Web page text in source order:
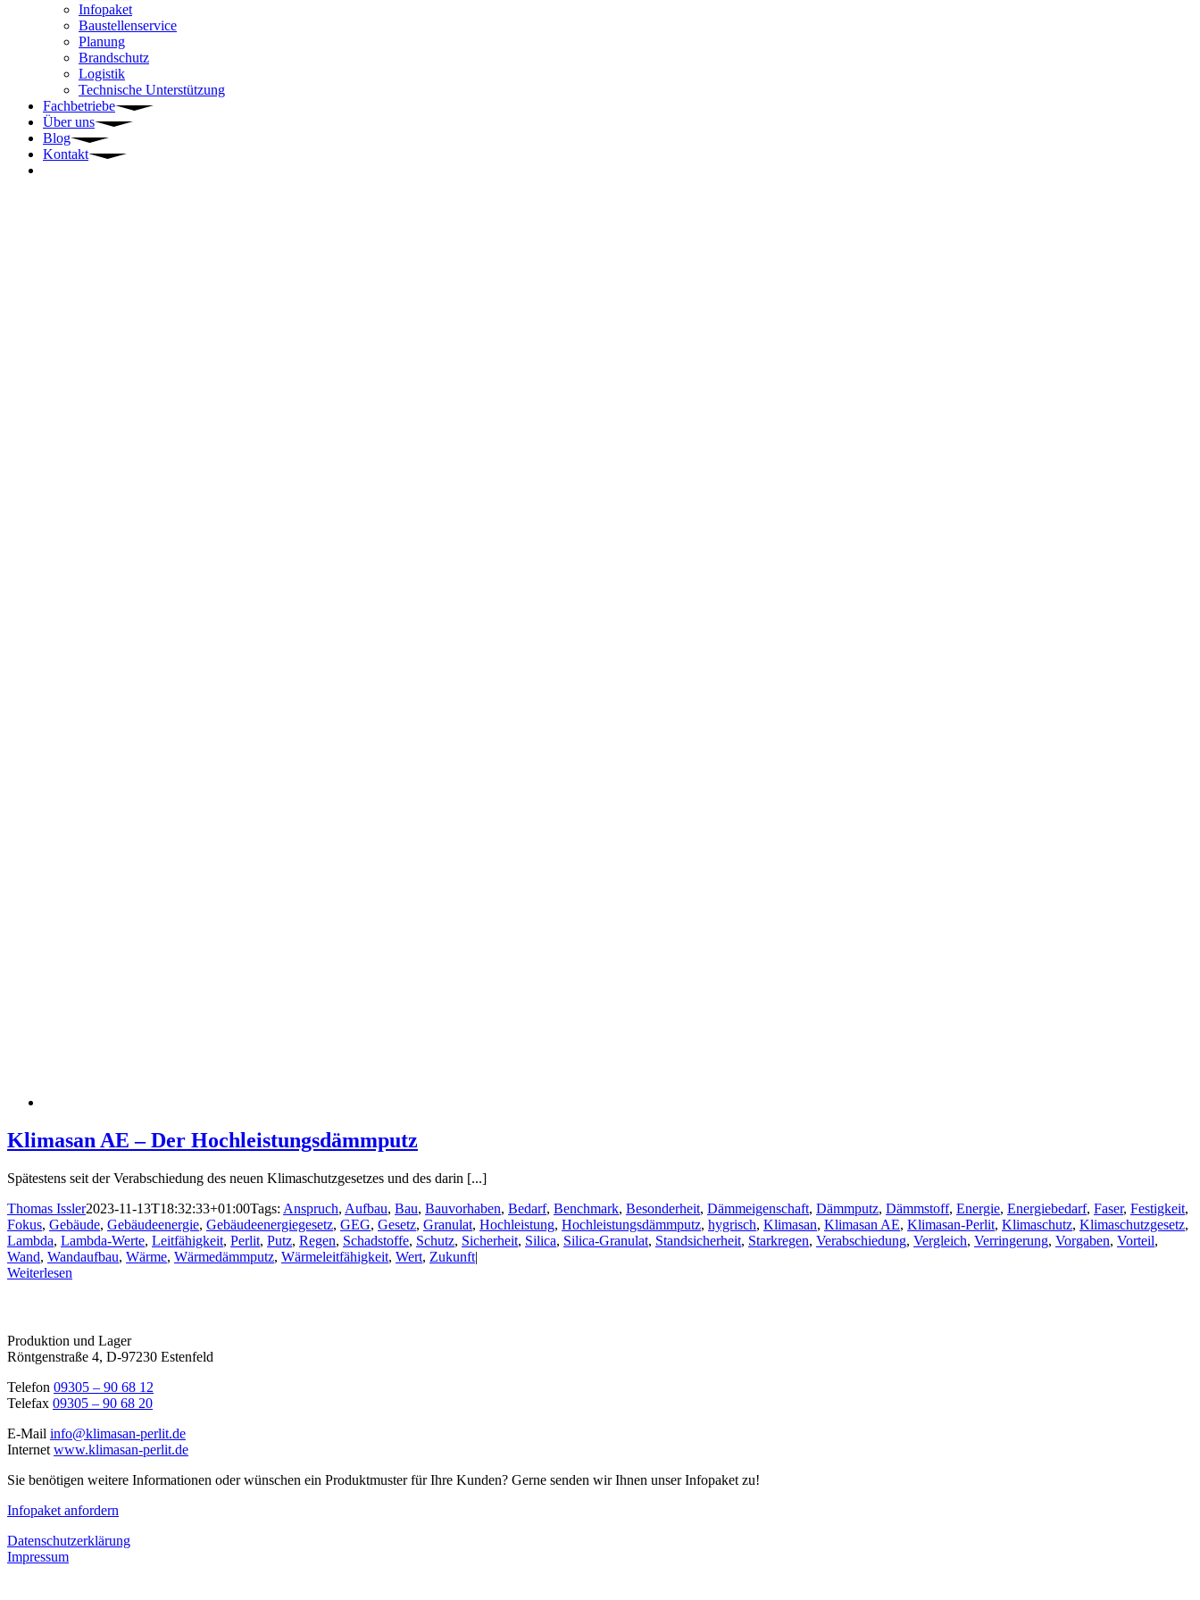
Infopaket
Baustellenservice
Planung
Brandschutz
Logistik
Technische Unterstützung
Fachbetriebe
Über uns
Blog
Kontakt
Klimasan AE – Der Hochleistungsdämmputz
Spätestens seit der Verabschiedung des neuen Klimaschutzgesetzes und des darin [...]
Thomas Issler2023-11-13T18:32:33+01:00Tags: Anspruch, Aufbau, Bau, Bauvorhaben, Bedarf, Benchmark, Besonderheit, Dämmeigenschaft, Dämmputz, Dämmstoff, Energie, Energiebedarf, Faser, Festigkeit,
Fokus, Gebäude, Gebäudeenergie, Gebäudeenergiegesetz, GEG, Gesetz, Granulat, Hochleistung, Hochleistungsdämmputz, hygrisch, Klimasan, Klimasan AE, Klimasan-Perlit, Klimaschutz, Klimaschutzgesetz,
Lambda, Lambda-Werte, Leitfähigkeit, Perlit, Putz, Regen, Schadstoffe, Schutz, Sicherheit, Silica, Silica-Granulat, Standsicherheit, Starkregen, Verabschiedung, Vergleich, Verringerung, Vorgaben, Vorteil,
Wand, Wandaufbau, Wärme, Wärmedämmputz, Wärmeleitfähigkeit, Wert, Zukunft|
Weiterlesen
Produktion und Lager
Röntgenstraße 4, D-97230 Estenfeld
Telefon 09305 – 90 68 12
Telefax 09305 – 90 68 20
E-Mail info@klimasan-perlit.de
Internet www.klimasan-perlit.de
Sie benötigen weitere Informationen oder wünschen ein Produktmuster für Ihre Kunden? Gerne senden wir Ihnen unser Infopaket zu!
Infopaket anfordern
Datenschutzerklärung
Impressum